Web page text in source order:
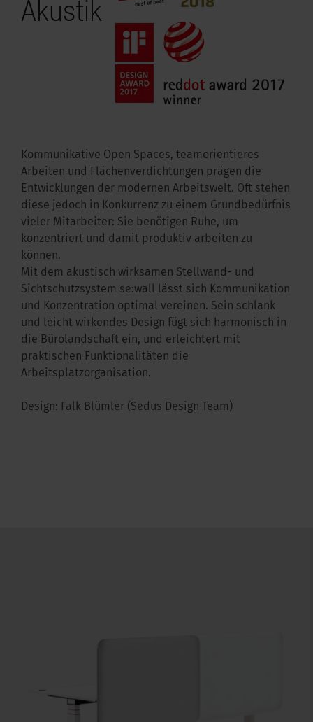
Akustik
Kommunikative Open Spaces, teamorientieres
Arbeiten und Flächenverdichtungen prägen die
Entwicklungen der modernen Arbeitswelt. Oft stehen
diese jedoch in Konkurrenz zu einem Grundbedürfnis
vieler Mitarbeiter: Sie benötigen Ruhe, um
konzentriert und damit produktiv arbeiten zu
können.
Mit dem akustisch wirksamen Stellwand- und
Sichtschutzsystem se:wall lässt sich Kommunikation
und Konzentration optimal vereinen. Sein schlank
und leicht wirkendes Design fügt sich harmonisch in
die Bürolandschaft ein, und erleichtert mit
praktischen Funktionalitäten die
Arbeitsplatzorganisation.
Design: Falk Blümler (Sedus Design Team)